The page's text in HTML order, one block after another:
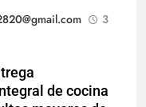
3
de cocina